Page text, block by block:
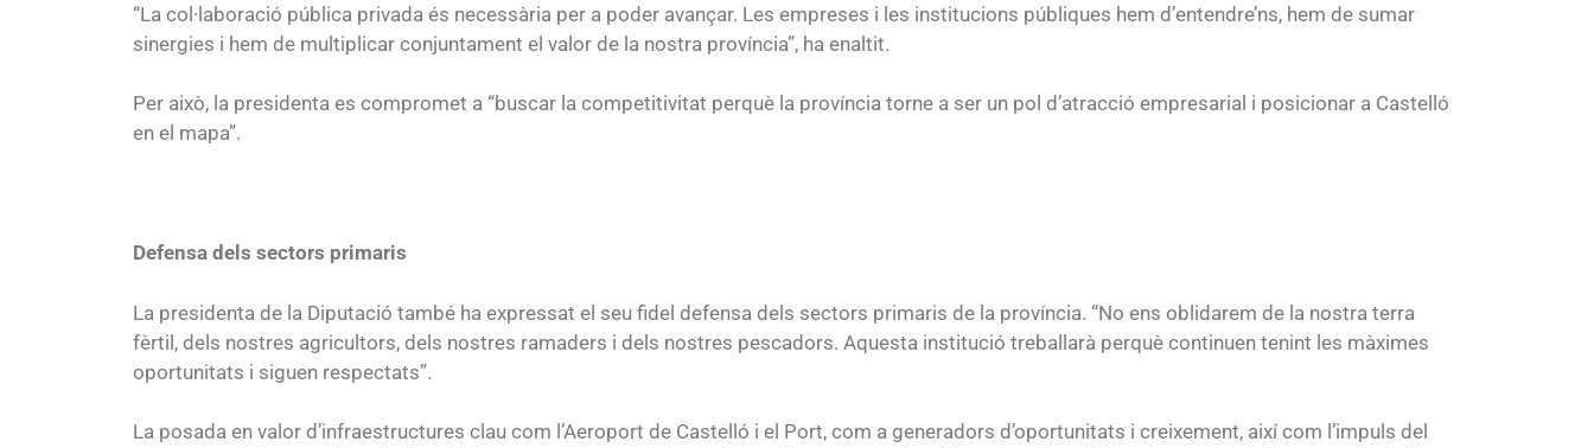
“La col·laboració pública privada és necessària per a poder avançar. Les empreses i les institucions públiques hem d’entendre’ns, hem de sumar
sinergies i hem de multiplicar conjuntament el valor de la nostra província”, ha enaltit.
Per això, la presidenta es compromet a “buscar la competitivitat perquè la província torne a ser un pol d’atracció empresarial i posicionar a Castelló
en el mapa”.
Defensa dels sectors primaris
La presidenta de la Diputació també ha expressat el seu fidel defensa dels sectors primaris de la província. “No ens oblidarem de la nostra terra
fèrtil, dels nostres agricultors, dels nostres ramaders i dels nostres pescadors. Aquesta institució treballarà perquè continuen tenint les màximes
oportunitats i siguen respectats”.
La posada en valor d’infraestructures clau com l’Aeroport de Castelló i el Port, com a generadors d’oportunitats i creixement, així com l’impuls del